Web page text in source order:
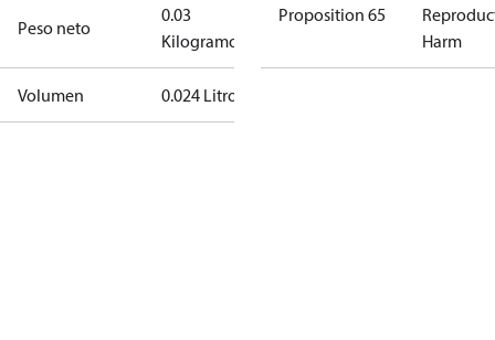
Peso neto
0.03
Kilogramo
Volumen 0.024 Litro
Proposition 65
Harm